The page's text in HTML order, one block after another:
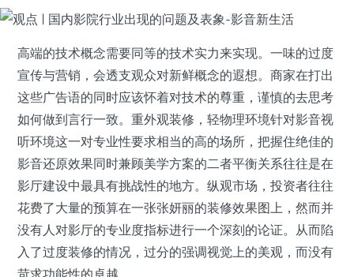
高端的技术概念需要同等的技术实力来实现。一味的过度
宣传与营销，会透支观众对新鲜概念的遐想。商家在打出
这些广告语的同时应该怀着对技术的尊重，谨慎的去思考
如何做到言行一致。重外观装修，轻物理环境针对影音视
听环境这一对专业性要求相当的高的场所，把握住绝佳的
影音还原效果同时兼顾美学方案的二者平衡关系往往是在
影厅建设中最具有挑战性的地方。纵观市场，投资者往往
花费了大量的预算在一张张妍丽的装修效果图上，然而并
没有人对影厅的专业度指标进行一个深刻的论证。从而陷
入了过度装修的情况，过分的强调视觉上的美观，而没有
苛求功能性的卓越。